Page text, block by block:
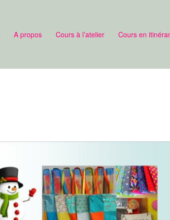
A propos Cours à l’atelier Cours en